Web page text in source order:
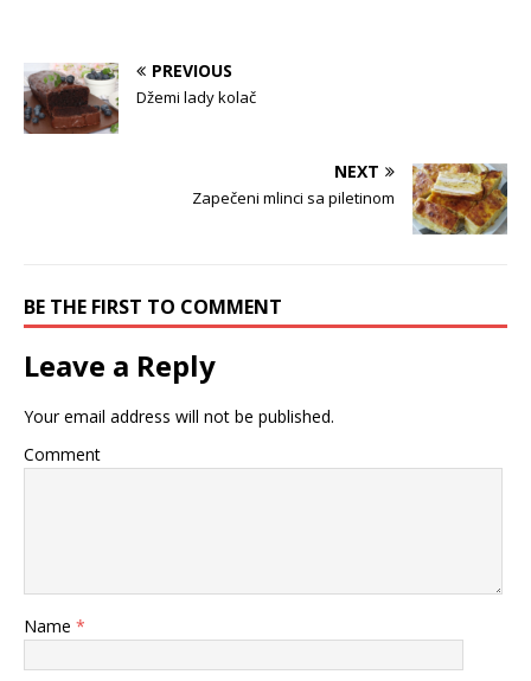
PREVIOUS
Džemi lady kolač
NEXT
Zapečeni mlinci sa piletinom
BE THE FIRST TO COMMENT
Leave a Reply
Your email address will not be published.
Comment
Name *